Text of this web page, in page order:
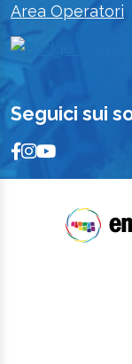
Area Operatori
Seguici sui